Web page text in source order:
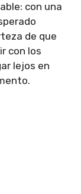
con una
de que
con los
lejos en